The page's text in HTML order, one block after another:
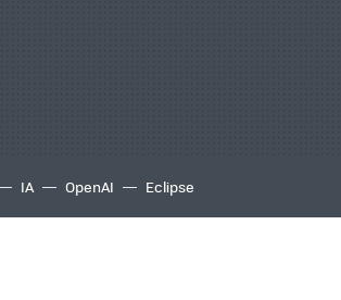
IA OpenAI Eclipse